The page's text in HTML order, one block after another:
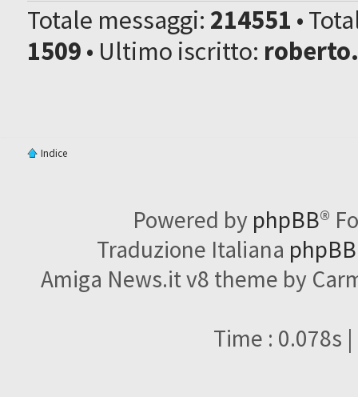
Totale messaggi: 214551 •
1509• Ultimo iscritto:
Indice
Powered by phpBB®
Traduzione Italiana
Amiga News.it v8 theme by
Time : 0.078s